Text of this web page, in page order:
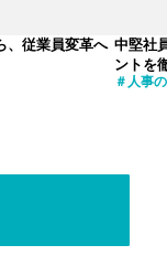
、従業員変革へ 中堅社
ントを
人事